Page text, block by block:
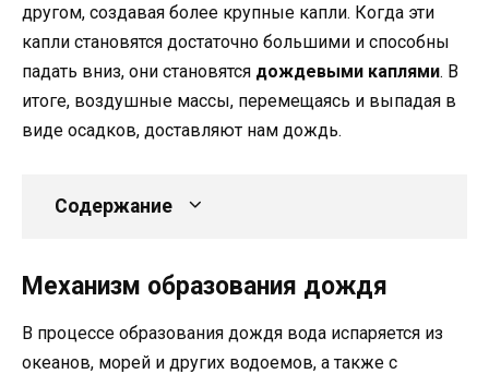
другом, создавая более крупные капли. Когда эти
капли становятся достаточно большими и способны
падать вниз, они становятся дождевыми каплями. В
итоге, воздушные массы, перемещаясь и выпадая в
виде осадков, доставляют нам дождь.
Содержание
Механизм образования дождя
В процессе образования дождя вода испаряется из
океанов, морей и других водоемов, а также с